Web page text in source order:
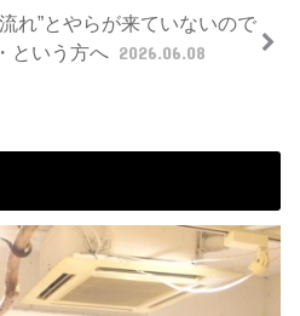
れ”とやらが来ていないので
という方へ 2026.06.08